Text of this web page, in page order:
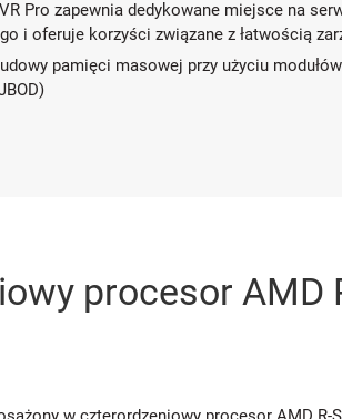
Pro zapewnia dedykowane miejsce na
i oferuje korzyści związane z łatwością
pamięci masowej przy użyciu
procesor AMD